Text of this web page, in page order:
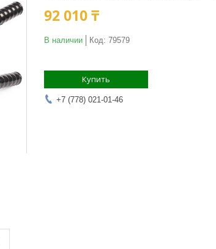
92 010 ₸
В наличии Код: 79579
Купить
+7 (778) 021-01-46